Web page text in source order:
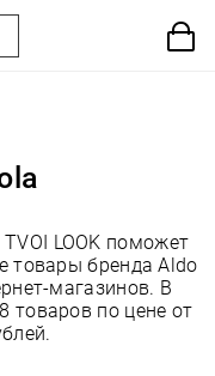
LOOK поможет
товары бренда Aldo
магазинов. В
товаров по цене от